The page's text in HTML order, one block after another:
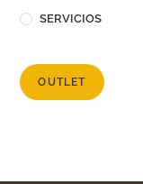
SERVICIOS
OUTLET